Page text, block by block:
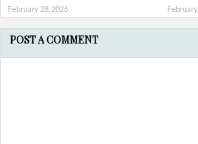
February 28, 2026
POST A COMMENT